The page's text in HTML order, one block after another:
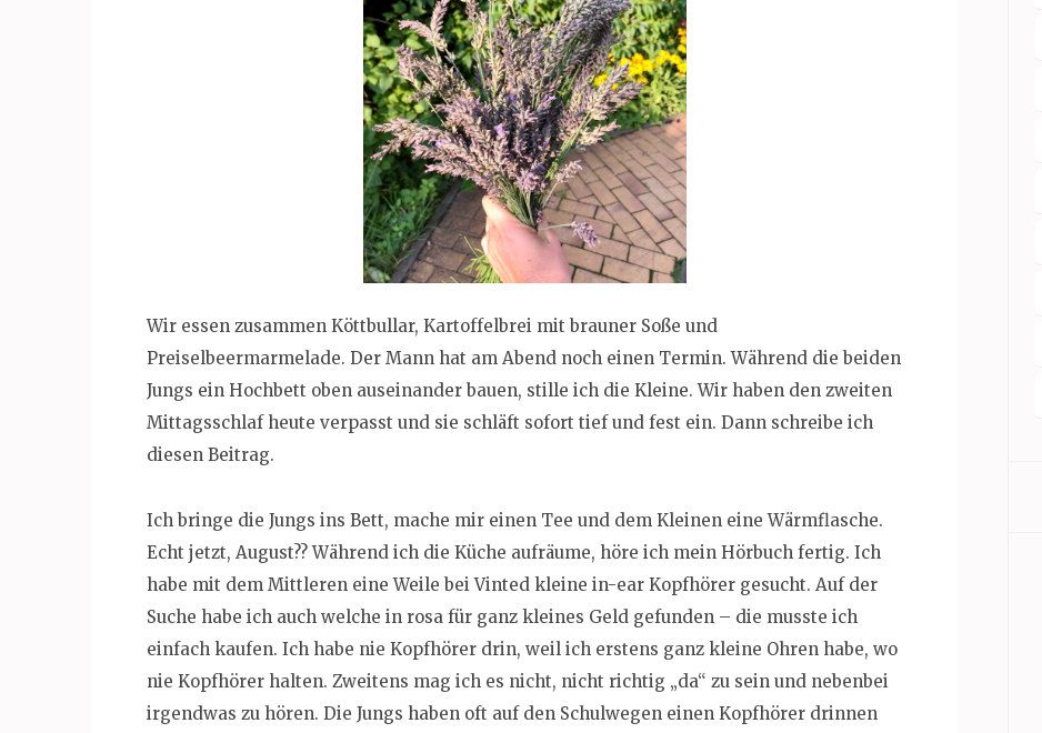
Wir essen zusammen Köttbullar, Kartoffelbrei mit brauner Soße und
Preiselbeermarmelade. Der Mann hat am Abend noch einen Termin. Während die beiden
Jungs ein Hochbett oben auseinander bauen, stille ich die Kleine. Wir haben den zweiten
Mittagsschlaf heute verpasst und sie schläft sofort tief und fest ein. Dann schreibe ich
diesen Beitrag.
Ich bringe die Jungs ins Bett, mache mir einen Tee und dem Kleinen eine Wärmflasche.
Echt jetzt, August?? Während ich die Küche aufräume, höre ich mein Hörbuch fertig. Ich
habe mit dem Mittleren eine Weile bei Vinted kleine in-ear Kopfhörer gesucht. Auf der
Suche habe ich auch welche in rosa für ganz kleines Geld gefunden – die musste ich
einfach kaufen. Ich habe nie Kopfhörer drin, weil ich erstens ganz kleine Ohren habe, wo
nie Kopfhörer halten. Zweitens mag ich es nicht, nicht richtig „da“ zu sein und nebenbei
irgendwas zu hören. Die Jungs haben oft auf den Schulwegen einen Kopfhörer drinnen